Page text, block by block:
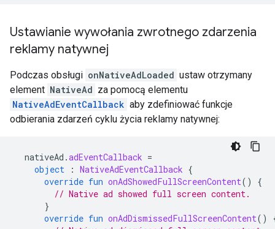
Ustawianie wywołania zwrotnego zdarzenia
reklamy natywnej
Podczas obsługi onNativeAdLoaded ustaw otrzymany
element NativeAd za pomocą elementu
NativeAdEventCallback aby zdefiniować funkcje
odbierania zdarzeń cyklu życia reklamy natywnej:
nativeAd .adEventCallback =
object
: NativeAdEventCallback {
override fun onAdShowedFullScreenContent()
{
// Native ad showed full screen content.
}
override fun onAdDismissedFullScreenContent()